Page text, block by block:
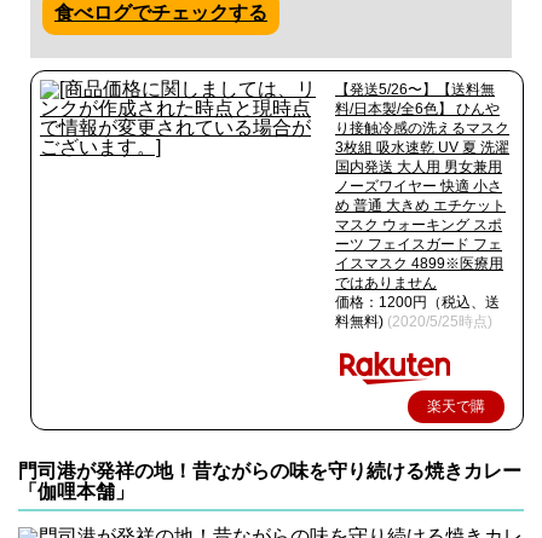
食べログでチェックする
【発送5/26〜】【送料無
料/日本製/全6色】 ひんや
り接触冷感の洗えるマスク
3枚組 吸水速乾 UV 夏 洗濯
国内発送 大人用 男女兼用
ノーズワイヤー 快適 小さ
め 普通 大きめ エチケット
マスク ウォーキング スポ
ーツ フェイスガード フェ
イスマスク 4899※医療用
ではありません
価格：1200円（税込、送
料無料) (2020/5/25時点)
楽天で購
門司港が発祥の地！昔ながらの味を守り続ける焼きカレー
「伽哩本舗」